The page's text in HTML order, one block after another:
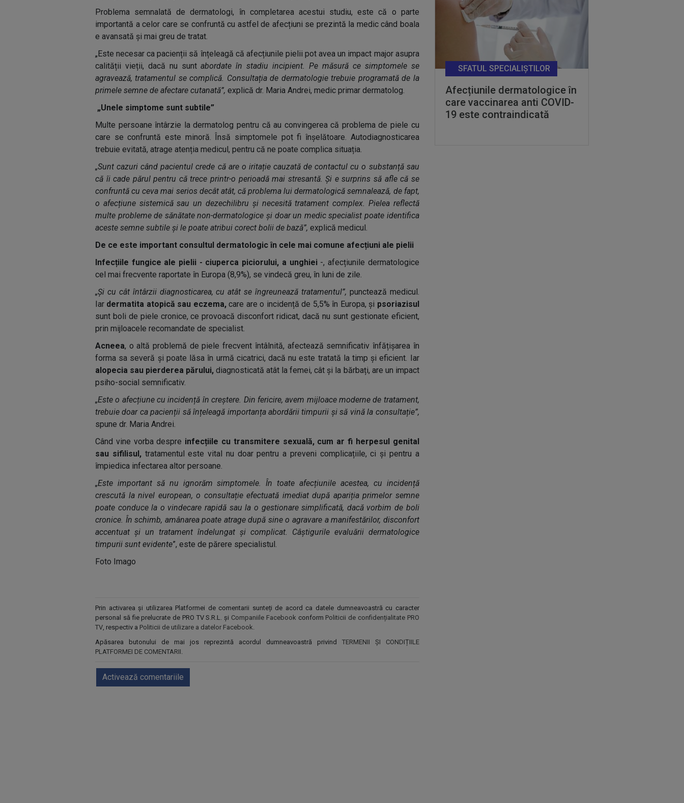
Problema semnalată de dermatologi, în completarea acestui studiu, este că o parte
importantă a celor care se confruntă cu astfel de afecțiuni se prezintă la medic când boala
e avansată și mai greu de tratat.
„Este necesar ca pacienții să înțeleagă că afecțiunile pielii pot avea un impact major asupra
calității vieții, dacă nu suntabordate în stadiu incipient. Pe măsură ce simptomele se
agravează, tratamentul se complică. Consultația de dermatologie trebuie programată de la
primele semne de afectare cutanată”, explică dr. Maria Andrei, medic primar dermatolog.
„Unele simptome sunt subtile”
Multe persoane întârzie la dermatolog pentru că au convingerea că problema de piele cu
care se confruntă este minoră. Însă simptomele pot fi înșelătoare. Autodiagnosticarea
trebuie evitată, atrage atenția medicul, pentru că ne poate complica situația.
„Sunt cazuri când pacientul crede că are o iritație cauzată de contactul cu o substanță sau
că îi cade părul pentru că trece printr-o perioadă mai stresantă. Și e surprins să afle că se
confruntă cu ceva mai serios decât atât, că problema lui dermatologică semnalează, de fapt,
o afecțiune sistemică sau un dezechilibru și necesită tratament complex. Pielea reflectă
multe probleme de sănătate non-dermatologice și doar un medic specialist poate identifica
aceste semne subtile și le poate atribui corect bolii de bază”, explică medicul.
De ce este important consultul dermatologic în cele mai comune afecțiuni ale pielii
Infecțiile fungice ale pielii - ciuperca piciorului, a unghiei -, afecțiunile dermatologice
cel mai frecvente raportate în Europa (8,9%), se vindecă greu, în luni de zile.
„Și cu cât întârzii diagnosticarea, cu atât se îngreunează tratamentul”, punctează medicul.
Iar dermatita atopică sau eczema,care are o incidență de 5,5% în Europa, și psoriazisul
sunt boli de piele cronice, ce provoacă disconfort ridicat, dacă nu sunt gestionate eficient,
prin mijloacele recomandate de specialist.
Acneea, o altă problemă de piele frecvent întâlnită, afectează semnificativ înfățișarea în
forma sa severă și poate lăsa în urmă cicatrici, dacă nu este tratată la timp și eficient. Iar
alopecia sau pierderea părului,diagnosticată atât la femei, cât și la bărbați, are un impact
psiho-social semnificativ.
„Este o afecțiune cu incidență în creștere. Din fericire, avem mijloace moderne de tratament,
trebuie doar ca pacienții să înțeleagă importanța abordării timpurii și să vină la consultație”,
spune dr. Maria Andrei.
Când vine vorba despre infecțiile cu transmitere sexuală, cum ar fi herpesul genital
sau sifilisul, tratamentul este vital nu doar pentru a preveni complicațiile, ci și pentru a
împiedica infectarea altor persoane.
„Este important să nu ignorăm simptomele. În toate afecțiunile acestea, cu incidență
crescută la nivel european, o consultație efectuată imediat după apariția primelor semne
poate conduce la o vindecare rapidă sau la o gestionare simplificată, dacă vorbim de boli
cronice. În schimb, amânarea poate atrage după sine o agravare a manifestărilor, disconfort
accentuat și un tratament îndelungat și complicat. Câștigurile evaluării dermatologice
timpurii sunt evidente”, este de părere specialistul.
Foto Imago
Prin activarea și utilizarea Platformei de comentarii sunteți de acord ca datele dumneavoastră cu caracter
personal să fie prelucrate de PRO TV S.R.L. și Companiile Facebook conform Politicii de confidențialitate PRO
TV, respectiv a Politicii de utilizare a datelor Facebook.
Apăsarea butonului de mai jos reprezintă acordul dumneavoastră privind TERMENII ȘI CONDIȚIILE
PLATFORMEI DE COMENTARII.
Activează comentariile
Afecțiunile dermatologice în
care vaccinarea anti COVID-
19 este contraindicată
SFATUL SPECIALIȘTILOR